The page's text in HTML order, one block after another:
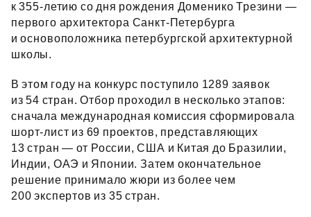
к 355‑летию со дня рождения Доменико Трезини —
первого архитектора Санкт‑Петербурга
и основоположника петербургской архитектурной
школы.
В этом году на конкурс поступило 1289 заявок
из 54 стран. Отбор проходил в несколько этапов:
сначала международная комиссия сформировала
шорт‑лист из 69 проектов, представляющих
13 стран — от России, США и Китая до Бразилии,
Индии, ОАЭ и Японии. Затем окончательное
решение принимало жюри из более чем
200 экспертов из 35 стран.